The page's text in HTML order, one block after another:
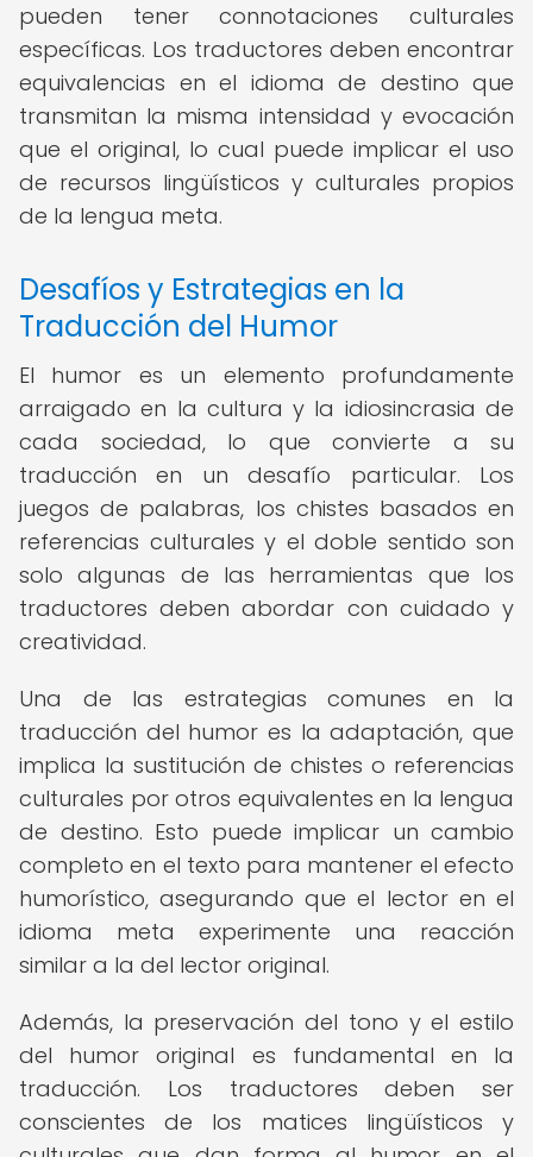
pueden tener connotaciones culturales
específicas. Los traductores deben encontrar
equivalencias en el idioma de destino que
transmitan la misma intensidad y evocación
que el original, lo cual puede implicar el uso
de recursos lingüísticos y culturales propios
de la lengua meta.
Desafíos y Estrategias en la
Traducción del Humor
El humor es un elemento profundamente
arraigado en la cultura y la idiosincrasia de
cada sociedad, lo que convierte a su
traducción en un desafío particular. Los
juegos de palabras, los chistes basados en
referencias culturales y el doble sentido son
solo algunas de las herramientas que los
traductores deben abordar con cuidado y
creatividad.
Una de las estrategias comunes en la
traducción del humor es la adaptación, que
implica la sustitución de chistes o referencias
culturales por otros equivalentes en la lengua
de destino. Esto puede implicar un cambio
completo en el texto para mantener el efecto
humorístico, asegurando que el lector en el
idioma meta experimente una reacción
similar a la del lector original.
Además, la preservación del tono y el estilo
del humor original es fundamental en la
traducción. Los traductores deben ser
conscientes de los matices lingüísticos y